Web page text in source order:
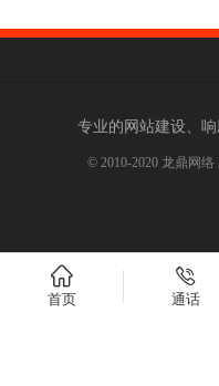
专业的网站建设、
© 2010-2020 龙鼎网
首页 通话